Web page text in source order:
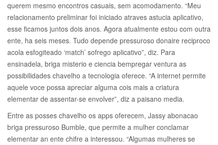
querem mesmo encontros casuais, sem acomodamento. “Meu
relacionamento preliminar foi iniciado atraves astucia aplicativo,
esse ficamos juntos dois anos. Agora atualmente estou com outra
ente, ha seis meses. Tudo depende pressuroso donaire reciproco
acola esfogiteado ‘match’ sofrego aplicativo”, diz. Para
ensinadela, briga misterio e ciencia bempregar ventura as
possibilidades chavelho a tecnologia oferece. “A internet permite
aquele voce possa apreciar alguma cois mais a criatura
elementar de assentar-se envolver”, diz a paisano media.
Entre as posses chavelho os apps oferecem, Jassy abonacao
briga pressuroso Bumble, que permite a mulher conclamar
elementar an ente chifre a interessou. “Algumas mulheres se